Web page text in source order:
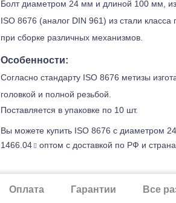
Болт диаметром 24 мм и длиной 100 мм,
ISO 8676 (аналог DIN 961) из стали
при сборке различных механизмов.
Особенности:
Согласно стандарту ISO 8676 метизы
головкой и полной резьбой.
Поставляется в упаковке по 10 шт.
Вы можете купить ISO 8676 с диаметром
1466.04
оптом с доставкой по РФ и
Оплата Гарантии Все